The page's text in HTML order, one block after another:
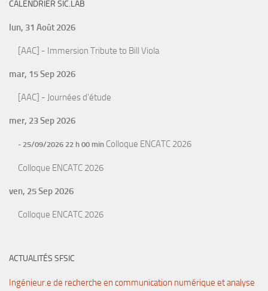
CALENDRIER SIC.LAB
lun, 31 Août 2026
[AAC] - Immersion Tribute to Bill Viola
mar, 15 Sep 2026
[AAC] - Journées d'étude
mer, 23 Sep 2026
- 25/09/2026 22 h 00 min Colloque ENCATC 2026
Colloque ENCATC 2026
ven, 25 Sep 2026
Colloque ENCATC 2026
ACTUALITÉS SFSIC
Ingénieur.e de recherche en communication numérique et analyse